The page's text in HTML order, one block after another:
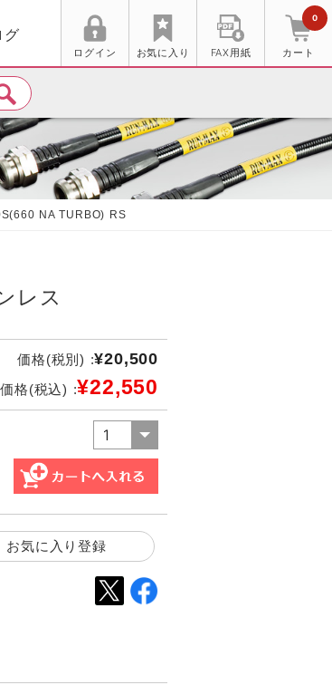
グ
ログイン お気に入り FAX用紙 カート
0
NA TURBO) RS
レス
価格(税別) :¥20,500
価格(税込) :¥22,550
お気に入り登録